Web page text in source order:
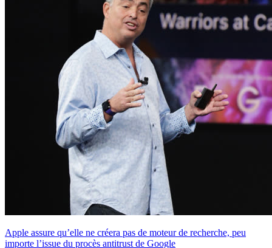
Apple assure qu’elle ne créera pas de moteur de recherche, peu
importe l’issue du procès antitrust de Google